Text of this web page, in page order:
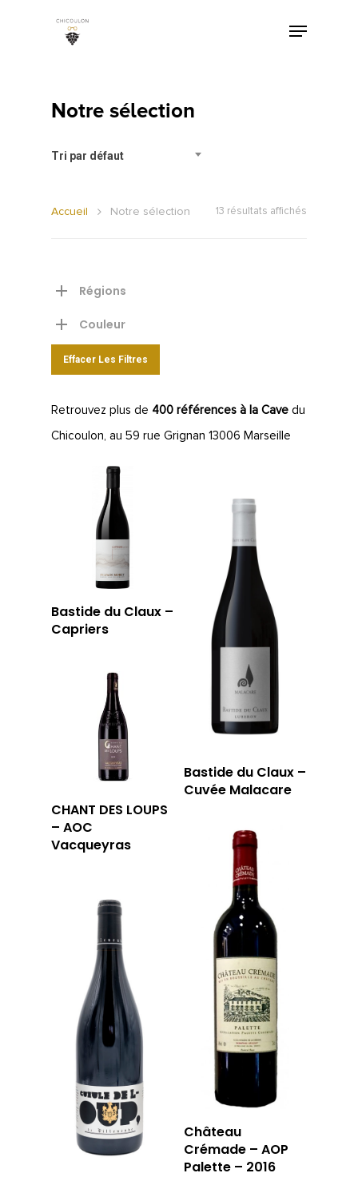
Notre sélection
Tri par défaut
13 résultats affichés
Accueil Notre sélection
Régions
Couleur
Effacer Les Filtres
Retrouvez plus de 400 références à la Cave du
Chicoulon, au 59 rue Grignan 13006 Marseille
Bastide du Claux –
Capriers
Bastide du Claux –
Cuvée Malacare
CHANT DES LOUPS
– AOC
Vacqueyras
Château
Crémade – AOP
Palette – 2016